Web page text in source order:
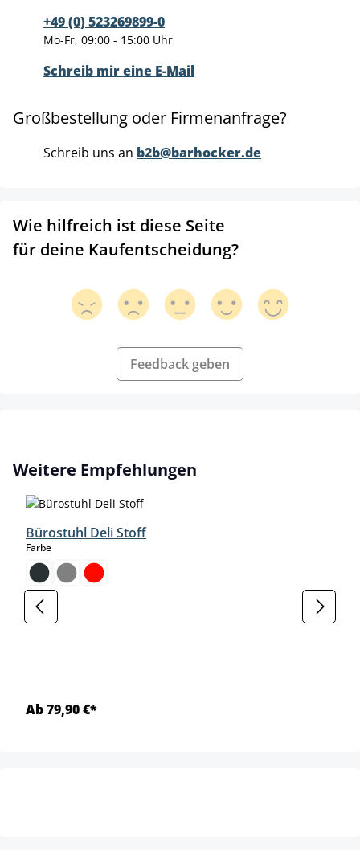
+49 (0) 523269899-0
Mo-Fr, 09:00 - 15:00 Uhr
Schreib mir eine E-Mail
Großbestellung oder Firmenanfrage?
Schreib uns an b2b@barhocker.de
Wie hilfreich ist diese Seite
für deine Kaufentscheidung?
Feedback geben
Produktgalerie überspringen
Weitere Empfehlungen
Bürostuhl Deli Stoff
Farbeauswählen
Ab 79,90 €*